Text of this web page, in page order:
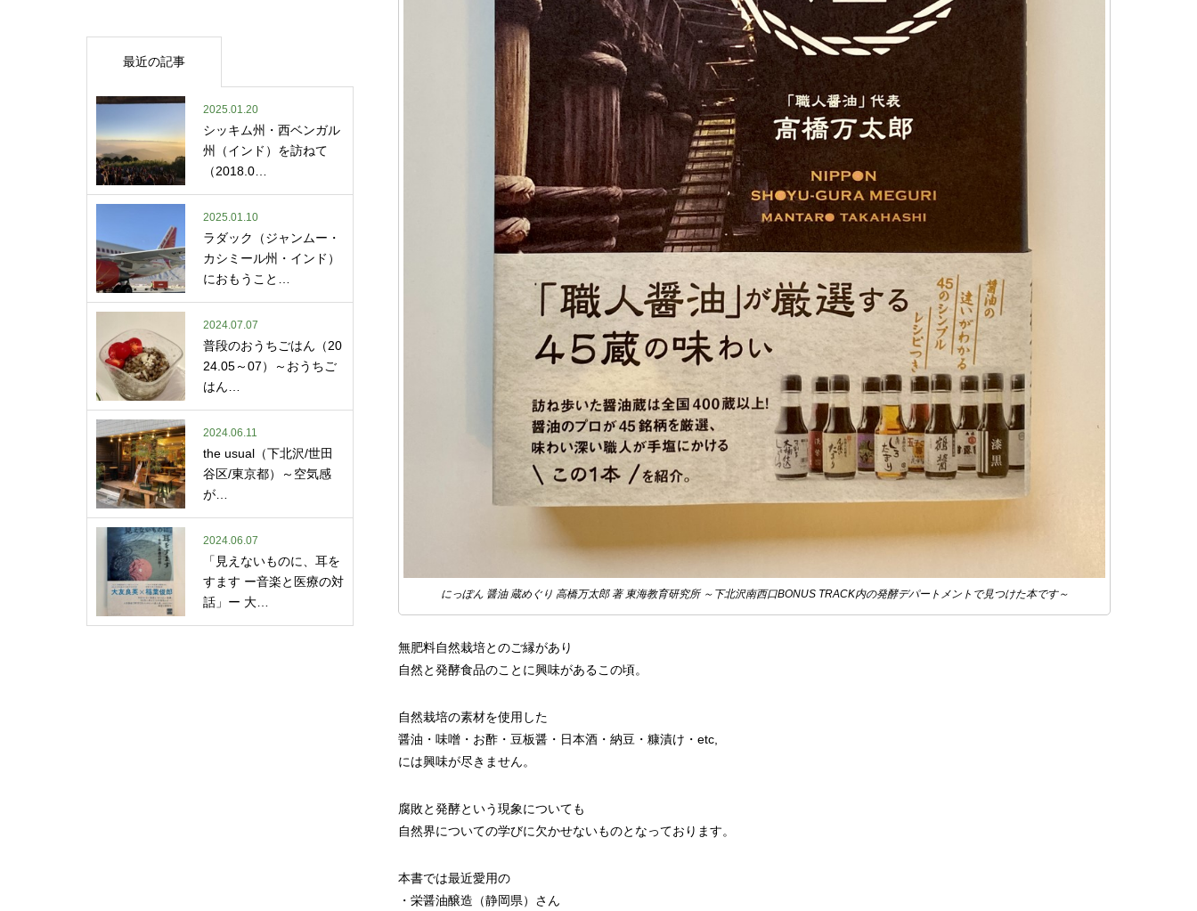
にっぽん 醤油 蔵めぐり 高橋万太郎 著 東海教育研究所 ～下北沢南西口BONUS TRACK内の発酵デパートメントで見つけた本です～
無肥料自然栽培とのご縁があり
自然と発酵食品のことに興味があるこの頃。
自然栽培の素材を使用した
醤油・味噌・お酢・豆板醤・日本酒・納豆・糠漬け・etc,
には興味が尽きません。
腐敗と発酵という現象についても
自然界についての学びに欠かせないものとなっております。
本書では最近愛用の
・栄醤油醸造（静岡県）さん
最近の記事
2025.01.20
シッキム州・西ベンガル
州（インド）を訪ねて
（2018.0…
2025.01.10
ラダック（ジャンムー・
カシミール州・インド）
におもうこと…
2024.07.07
普段のおうちごはん（20
24.05～07）～おうちご
はん…
2024.06.11
the usual（下北沢/世田
谷区/東京都）～空気感
が…
2024.06.07
「見えないものに、耳を
すます ー音楽と医療の対
話」ー 大…